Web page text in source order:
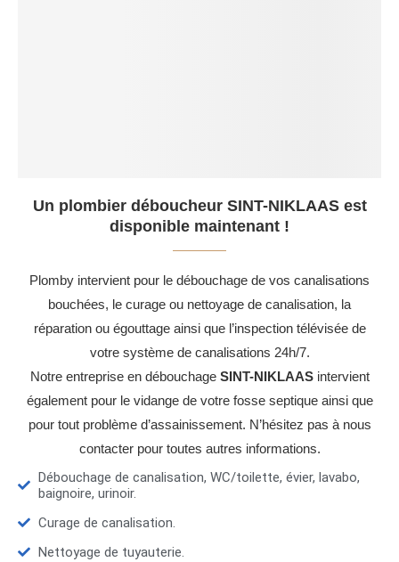
Un plombier déboucheur SINT-NIKLAAS est
disponible maintenant !
Plomby intervient pour le débouchage de vos canalisations
bouchées, le curage ou nettoyage de canalisation, la
réparation ou égouttage ainsi que l’inspection télévisée de
votre système de canalisations 24h/7.
Notre entreprise en débouchage SINT-NIKLAASintervient
également pour le vidange de votre fosse septique ainsi que
pour tout problème d’assainissement. N’hésitez pas à nous
contacter pour toutes autres informations.
Débouchage de canalisation, WC/toilette, évier, lavabo,
baignoire, urinoir.
Curage de canalisation.
Nettoyage de tuyauterie.